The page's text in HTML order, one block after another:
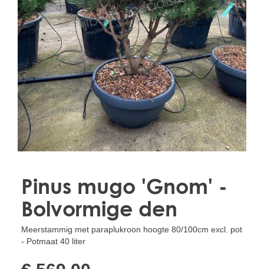
Treesafe
VORSTBESCHERMINGVOORBOMEN.NL
WINTERSCHUTZFUERBAEUME.DE
FROSTPROTECTIONFORTREES.CO.UK
Terracotta
TERRACOTTA.NL
TERRACOTTA.BE
TERRAKOTTA.DE
Pinus mugo 'Gnom' -
Bolvormige den
Meerstammig met paraplukroon hoogte 80/100cm excl. pot
- Potmaat 40 liter